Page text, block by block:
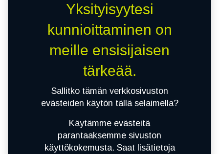
Yksityisyytesi
kunnioittaminen on
meille ensisijaisen
tärkeää.
Sallitko tämän verkkosivuston
evästeiden käytön tällä selaimella?
Käytämme evästeitä
parantaaksemme sivuston
käyttökokemusta. Saat lisätietoja